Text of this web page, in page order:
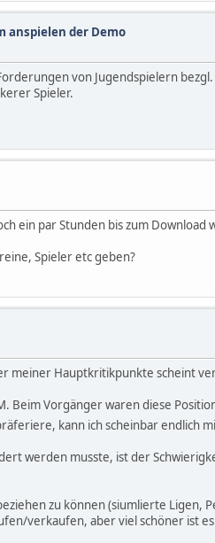
anspielen der Demo
von Jugendspielern
Spieler.
ein par Stunden bis zum Download
Spieler etc geben?
meiner Hauptkritikpunkte scheint
Beim Vorgänger waren diese
kann ich scheinbar
werden musste, ist der
zu können (siumlierte
verkaufen, aber viel schöner ist